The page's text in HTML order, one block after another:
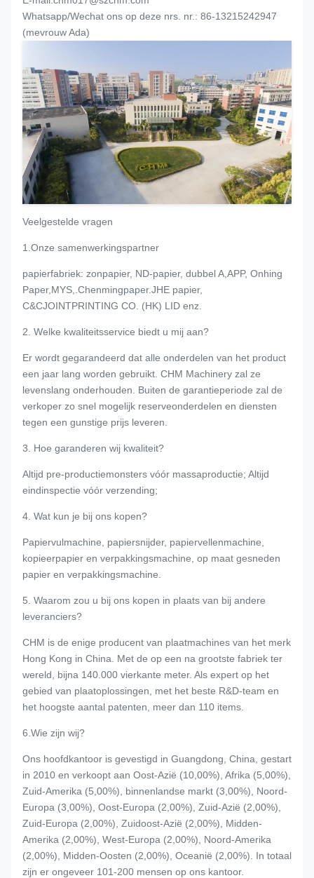
Whatsapp/Wechat ons op deze nrs. nr.: 86-13215242947
(mevrouw Ada)
Veelgestelde vragen
1.Onze samenwerkingspartner
papierfabriek: zonpapier, ND-papier, dubbel A ,APP, Onhing
Paper,MYS,.Chenmingpaper.JHE papier,
C&CJOINTPRINTING CO. (HK) LID enz.
2. Welke kwaliteitsservice biedt u mij aan?
Er wordt gegarandeerd dat alle onderdelen van het product
een jaar lang worden gebruikt. CHM Machinery zal ze
levenslang onderhouden. Buiten de garantieperiode zal de
verkoper zo snel mogelijk reserveonderdelen en diensten
tegen een gunstige prijs leveren.
3. Hoe garanderen wij kwaliteit?
Altijd pre-productiemonsters vóór massaproductie; Altijd
eindinspectie vóór verzending;
4. Wat kun je bij ons kopen?
Papiervulmachine, papiersnijder, papiervellenmachine,
kopieerpapier en verpakkingsmachine, op maat gesneden
papier en verpakkingsmachine.
5. Waarom zou u bij ons kopen in plaats van bij andere
leveranciers?
CHM is de enige producent van plaatmachines van het merk
Hong Kong in China. Met de op een na grootste fabriek ter
wereld, bijna 140.000 vierkante meter. Als expert op het
gebied van plaatoplossingen, met het beste R&D-team en
het hoogste aantal patenten, meer dan 110 items.
6.Wie zijn wij?
Ons hoofdkantoor is gevestigd in Guangdong, China, gestart
in 2010 en verkoopt aan Oost-Azië (10,00%), Afrika (5,00%),
Zuid-Amerika (5,00%), binnenlandse markt (3,00%), Noord-
Europa (3,00%), Oost-Europa (2,00%), Zuid-Azië (2,00%),
Zuid-Europa (2,00%), Zuidoost-Azië (2,00%), Midden-
Amerika (2,00%), West-Europa (2,00%), Noord-Amerika
(2,00%), Midden-Oosten (2,00%), Oceanië (2,00%). In totaal
zijn er ongeveer 101-200 mensen op ons kantoor.